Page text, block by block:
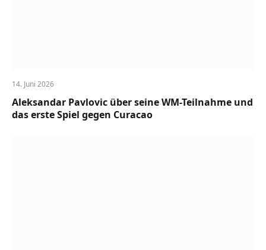
14. Juni 2026
Aleksandar Pavlovic über seine WM-Teilnahme und
das erste Spiel gegen Curacao